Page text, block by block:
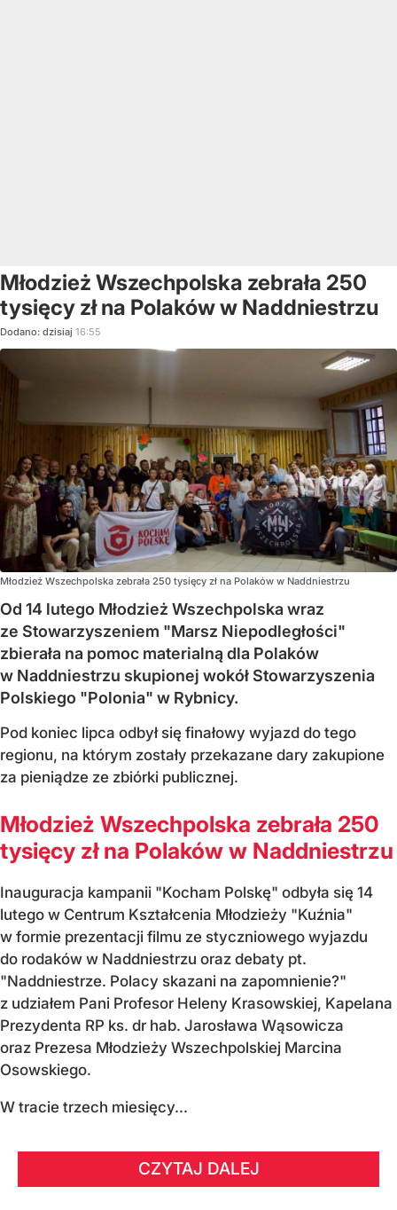
Młodzież Wszechpolska zebrała 250
tysięcy zł na Polaków w Naddniestrzu
Dodano: dzisiaj 16:55
Młodzież Wszechpolska zebrała 250 tysięcy zł na Polaków w Naddniestrzu
Od 14 lutego Młodzież Wszechpolska wraz
ze Stowarzyszeniem "Marsz Niepodległości"
zbierała na pomoc materialną dla Polaków
w Naddniestrzu skupionej wokół Stowarzyszenia
Polskiego "Polonia" w Rybnicy.
Pod koniec lipca odbył się finałowy wyjazd do tego
regionu, na którym zostały przekazane dary zakupione
za pieniądze ze zbiórki publicznej.
Młodzież Wszechpolska zebrała 250
tysięcy zł na Polaków w Naddniestrzu
Inauguracja kampanii "Kocham Polskę" odbyła się 14
lutego w Centrum Kształcenia Młodzieży "Kuźnia"
w formie prezentacji filmu ze styczniowego wyjazdu
do rodaków w Naddniestrzu oraz debaty pt.
"Naddniestrze. Polacy skazani na zapomnienie?"
z udziałem Pani Profesor Heleny Krasowskiej, Kapelana
Prezydenta RP ks. dr hab. Jarosława Wąsowicza
oraz Prezesa Młodzieży Wszechpolskiej Marcina
Osowskiego.
W tracie trzech miesięcy...
CZYTAJ DALEJ